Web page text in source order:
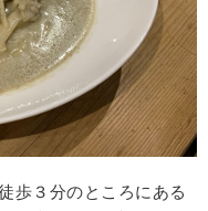
歩３分のところにある